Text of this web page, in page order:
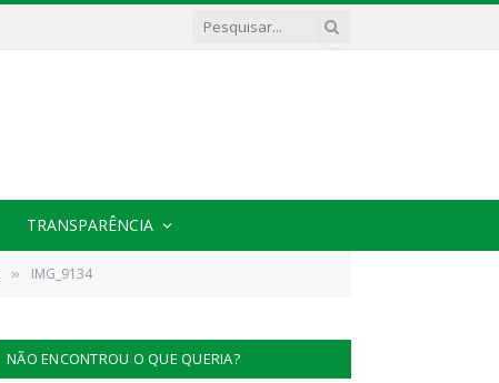
TRANSPARÊNCIA
» IMG_9134
NÃO ENCONTROU O QUE QUERIA?